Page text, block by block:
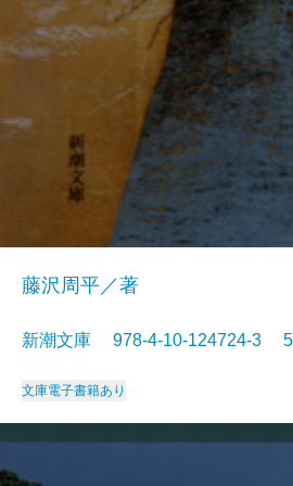
藤沢周平／著
新潮文庫 978-4-10-124724-3
文庫電子書籍あり